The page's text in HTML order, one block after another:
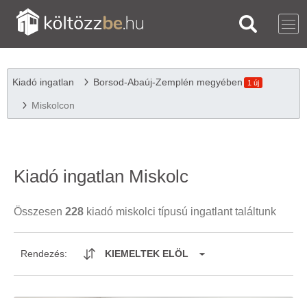
Kiadó ingatlan Borsod-Abaúj-Zemplén megyében 1 új
Miskolcon
Kiadó ingatlan Miskolc
Összesen 228 kiadó miskolci típusú ingatlant találtunk
Rendezés: KIEMELTEK ELÖL